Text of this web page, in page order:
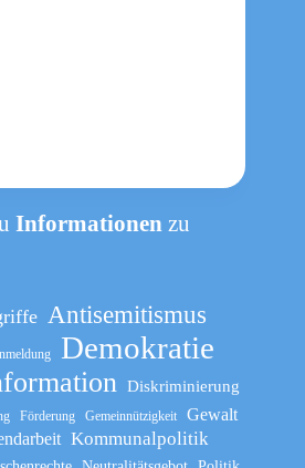
Informationenzu
Antisemitismus
Demokratie
Diskriminierung
Förderung Gemeinnützigkeit Gewalt
Kommunalpolitik